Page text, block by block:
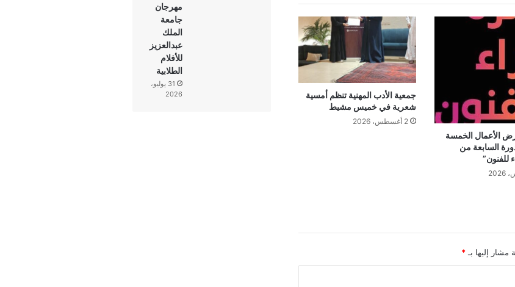
الأعمال الخمسة
السابعة من
للفنون”
جمعية الأدب المهنية تنظم أمسية
شعرية في خميس مشيط
2 أغسطس، 2026
مشار إليها بـ*
مهرجان
جامعة
الملك
عبدالعزيز
للأفلام
الطلابية
31 يوليو،
2026